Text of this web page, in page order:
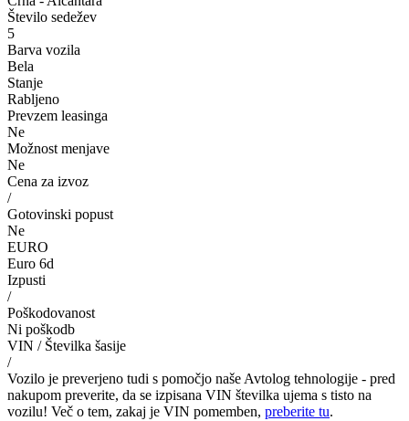
Število sedežev
5
Barva vozila
Bela
Stanje
Rabljeno
Prevzem leasinga
Ne
Možnost menjave
Ne
Cena za izvoz
/
Gotovinski popust
Ne
EURO
Euro 6d
Izpusti
/
Poškodovanost
Ni poškodb
VIN / Številka šasije
/
Vozilo je preverjeno tudi s pomočjo naše Avtolog tehnologije - pred
nakupom preverite, da se izpisana VIN številka ujema s tisto na
vozilu! Več o tem, zakaj je VIN pomemben, preberite tu.